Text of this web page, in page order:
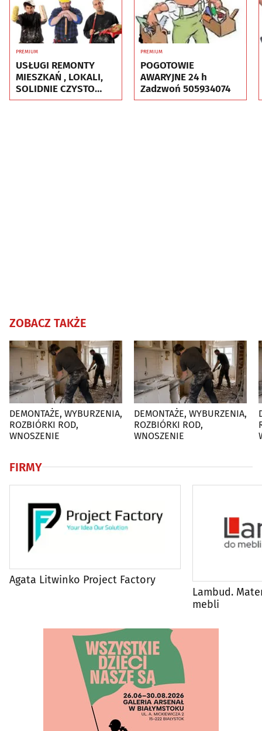
PREMIUM
USŁUGI REMONTY
MIESZKAŃ , LOKALI,
SOLIDNIE CZYSTO
GWARANCJA ..Nr tel
PREMIUM
POGOTOWIE
AWARYJNE 24 h
Zadzwoń 505934074
ZOBACZ TAKŻE
DEMONTAŻE, WYBURZENIA,
ROZBIÓRKI ROD,
WNOSZENIE
DEMONTAŻE, WYBURZENIA,
ROZBIÓRKI ROD,
WNOSZENIE
FIRMY
Agata Litwinko Project Factory
Lambud.
mebli